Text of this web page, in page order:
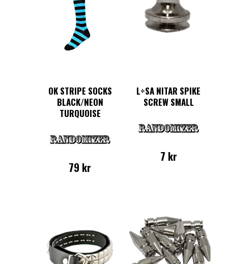
OK STRIPE SOCKS
BLACK/NEON
TURQUOISE
79 kr
L÷SA NITAR SPIKE
SCREW SMALL
7 kr